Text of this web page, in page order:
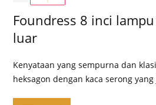
Foundress 8 inci
luar
Kenyataan yang sempurna dan
heksagon dengan kaca serong yang